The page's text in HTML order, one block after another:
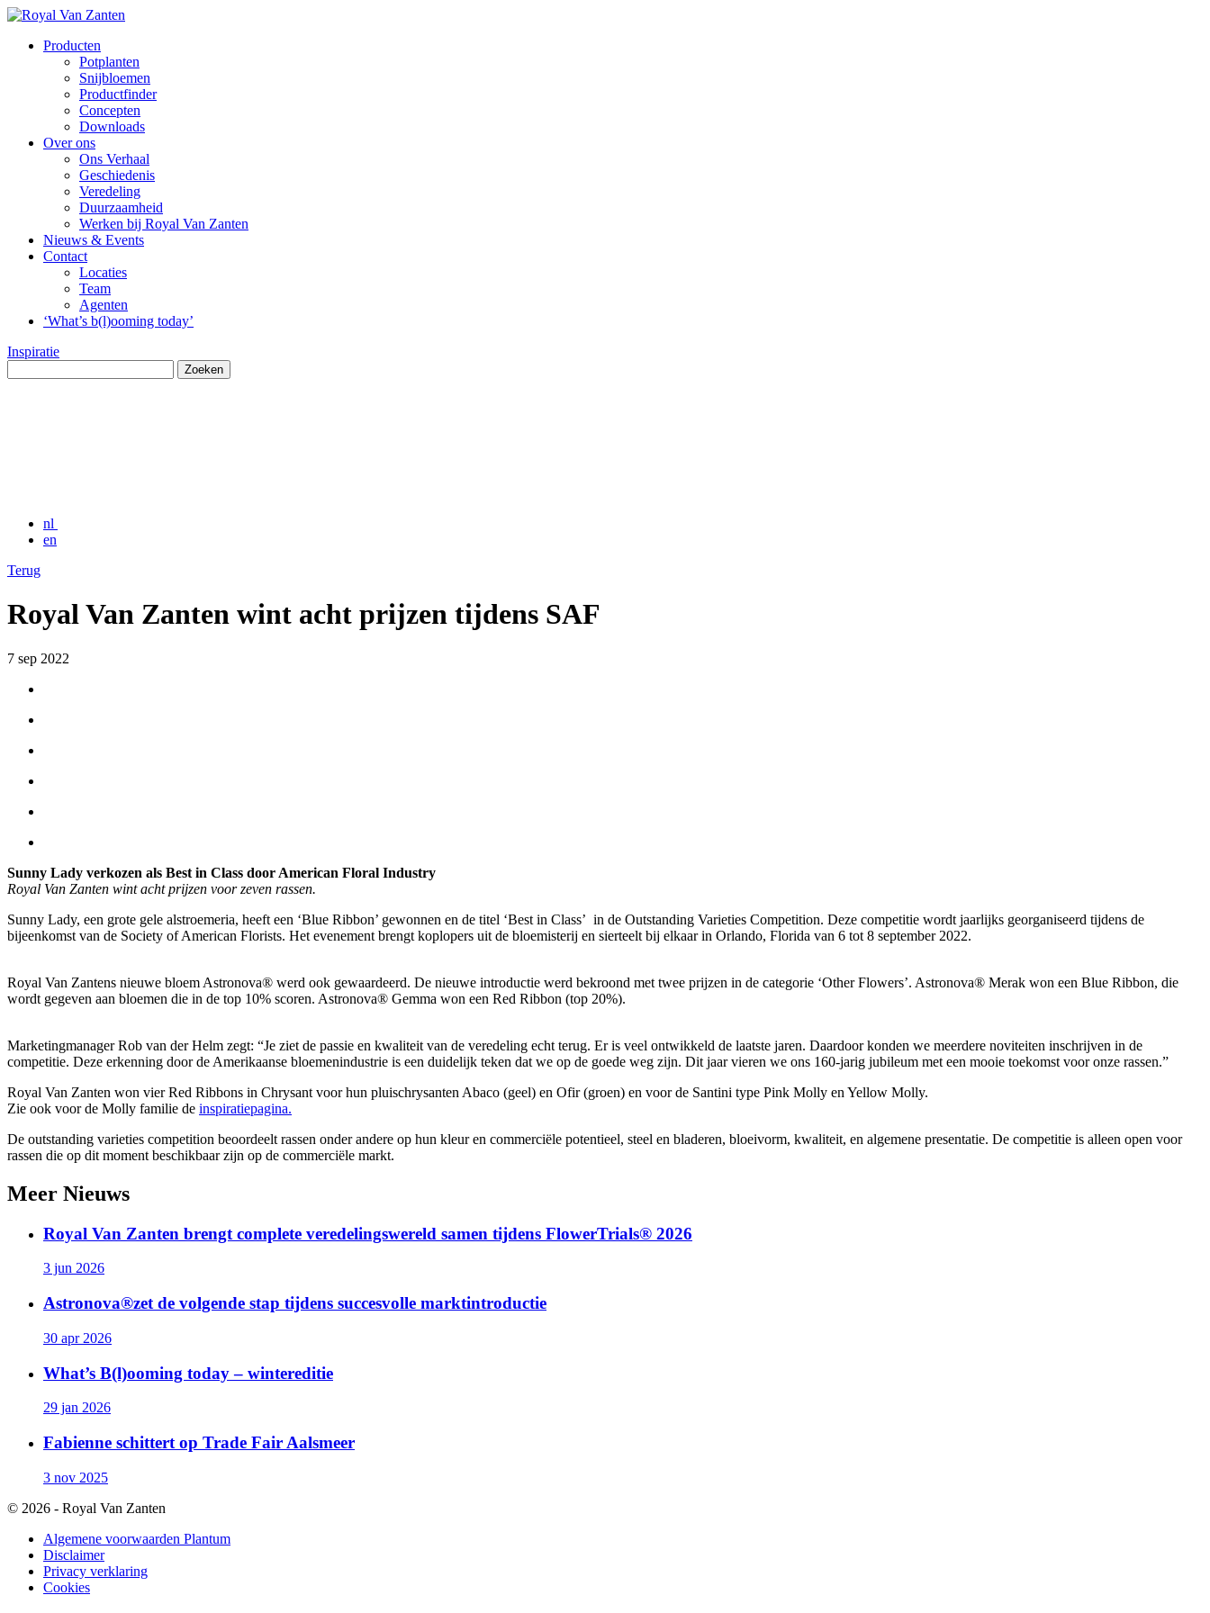
Producten
Potplanten
Snijbloemen
Productfinder
Concepten
Downloads
Over ons
Ons Verhaal
Geschiedenis
Veredeling
Duurzaamheid
Werken bij Royal Van Zanten
Nieuws & Events
Contact
Locaties
Team
Agenten
‘What’s b(l)ooming today’
Inspiratie
nl
en
Terug
Royal Van Zanten wint acht prijzen tijdens SAF
7 sep 2022
Sunny Lady verkozen als Best in Class door American Floral Industry
Royal Van Zanten wint acht prijzen voor zeven rassen.
Sunny Lady, een grote gele alstroemeria, heeft een ‘Blue Ribbon’ gewonnen en de titel ‘Best in Class’ in de Outstanding Varieties Competition. Deze competitie wordt jaarlijks georganiseerd tijdens de
bijeenkomst van de Society of American Florists. Het evenement brengt koplopers uit de bloemisterij en sierteelt bij elkaar in Orlando, Florida van 6 tot 8 september 2022.
Royal Van Zantens nieuwe bloem Astronova® werd ook gewaardeerd. De nieuwe introductie werd bekroond met twee prijzen in de categorie ‘Other Flowers’. Astronova® Merak won een Blue Ribbon, die
wordt gegeven aan bloemen die in de top 10% scoren. Astronova® Gemma won een Red Ribbon (top 20%).
Marketingmanager Rob van der Helm zegt: “Je ziet de passie en kwaliteit van de veredeling echt terug. Er is veel ontwikkeld de laatste jaren. Daardoor konden we meerdere noviteiten inschrijven in de
competitie. Deze erkenning door de Amerikaanse bloemenindustrie is een duidelijk teken dat we op de goede weg zijn. Dit jaar vieren we ons 160-jarig jubileum met een mooie toekomst voor onze rassen.”
Royal Van Zanten won vier Red Ribbons in Chrysant voor hun pluischrysanten Abaco (geel) en Ofir (groen) en voor de Santini type Pink Molly en Yellow Molly.
Zie ook voor de Molly familie de inspiratiepagina.
De outstanding varieties competition beoordeelt rassen onder andere op hun kleur en commerciële potentieel, steel en bladeren, bloeivorm, kwaliteit, en algemene presentatie. De competitie is alleen open voor
rassen die op dit moment beschikbaar zijn op de commerciële markt.
Meer Nieuws
Royal Van Zanten brengt complete veredelingswereld samen tijdens FlowerTrials® 2026
3 jun 2026
Astronova®zet de volgende stap tijdens succesvolle marktintroductie
30 apr 2026
What’s B(l)ooming today – wintereditie
29 jan 2026
Fabienne schittert op Trade Fair Aalsmeer
3 nov 2025
© 2026 - Royal Van Zanten
Algemene voorwaarden Plantum
Disclaimer
Privacy verklaring
Cookies